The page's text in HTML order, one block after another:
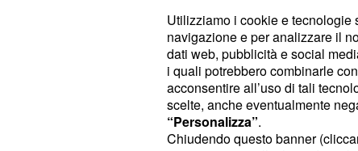
Utilizziamo i cookie e tecnologie
navigazione e per analizzare il
dati web, pubblicità e social
i quali potrebbero combinarle
acconsentire all’uso di tali
scelte, anche eventualmente
“Personalizza”.
Chiudendo questo banner